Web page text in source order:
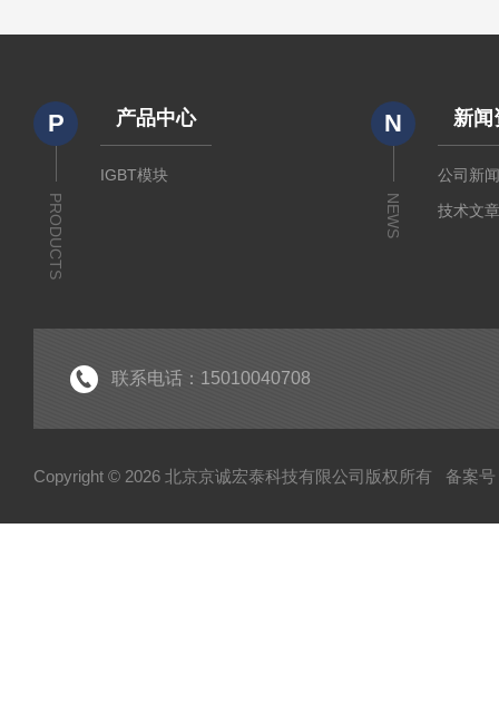
P
PRODUCTS
产品中心
IGBT模块
N
NEWS
新闻
公司新
技术文
联系电话：15010040708
Copyright © 2026 北京京诚宏泰科技有限公司版权所有 备案号